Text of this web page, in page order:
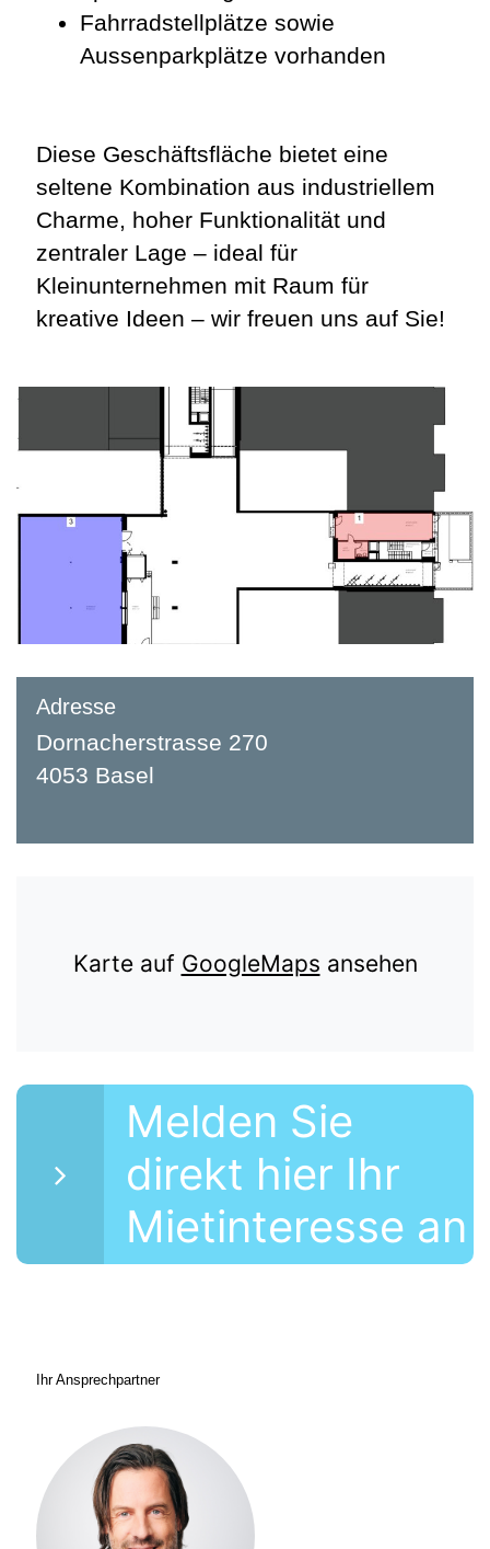
Fahrradstellplätze sowie
Aussenparkplätze vorhanden
Diese Geschäftsfläche bietet eine
seltene Kombination aus industriellem
Charme, hoher Funktionalität und
zentraler Lage – ideal für
Kleinunternehmen mit Raum für
kreative Ideen – wir freuen uns auf Sie!
Adresse
Dornacherstrasse 270
4053 Basel
Karte auf GoogleMaps ansehen
Melden Sie
direkt hier Ihr
Mietinteresse an
Ihr Ansprechpartner